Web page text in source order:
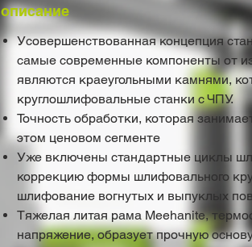
описание
Усовершенствованная концепция
самые современные компоненты от
являются краеугольными камнями,
круглошлифовальные станки с ЧПУ.
Точность обработки, которая
этом ценовом сегменте
Уже включены стандартные циклы
коррекцию формы шлифовального
шлифование вогнутых и выпуклых
Тяжелая литая рама Meehanite,
напряжение, образует прочную